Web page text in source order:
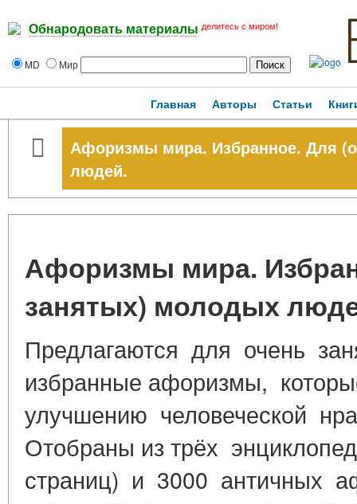
Обнародовать материалы делитесь с миром!
MD Мир
Главная Авторы Статьи
Афоризмы мира. Избранное. Для
людей.
Афоризмы мира.
занятых) молодых
Предлагаются для очень
избранные афоризмы,
улучшению человеческой
Отобраны из трёх
страниц) и 3000 античных